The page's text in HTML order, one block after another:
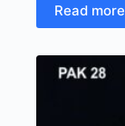
Read more